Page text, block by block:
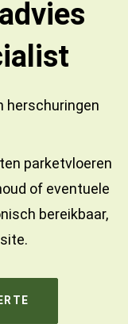
herschuringen
parketvloeren
of eventuele
bereikbaar,